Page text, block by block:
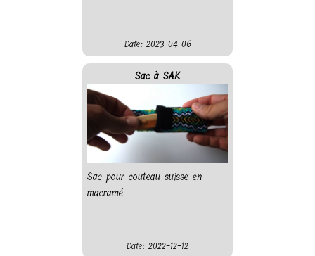
Date: 2023-04-06
Sac à SAK
Sac pour couteau suisse en
macramé
Date: 2022-12-12